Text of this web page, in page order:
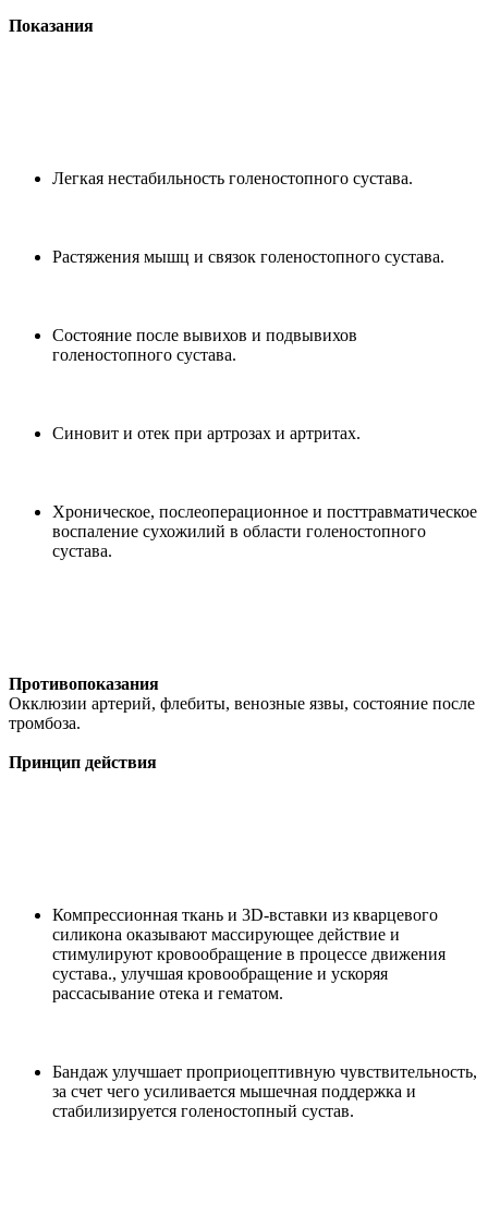
Показания
Легкая нестабильность голеностопного сустава.
Растяжения мышц и связок голеностопного сустава.
Состояние после вывихов и подвывихов
голеностопного сустава.
Синовит и отек при артрозах и артритах.
Хроническое, послеоперационное и посттравматическое
воспаление сухожилий в области голеностопного
сустава.
Противопоказания
Окклюзии артерий, флебиты, венозные язвы, состояние после
тромбоза.
Принцип действия
Компрессионная ткань и 3D-вставки из кварцевого
силикона оказывают массирующее действие и
стимулируют кровообращение в процессе движения
сустава., улучшая кровообращение и ускоряя
рассасывание отека и гематом.
Бандаж улучшает проприоцептивную чувствительность,
за счет чего усиливается мышечная поддержка и
стабилизируется голеностопный сустав.